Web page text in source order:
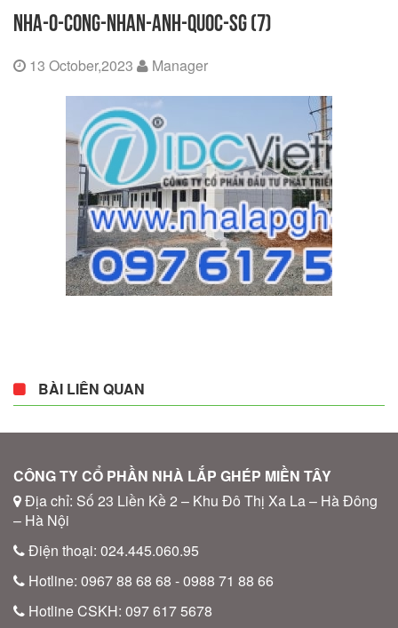
NHA-O-CONG-NHAN-ANH-QUOC-SG (7)
13 October,2023 Manager
BÀI LIÊN QUAN
CÔNG TY CỔ PHẦN NHÀ LẮP GHÉP MIỀN TÂY
Địa chỉ: Số 23 Liền Kề 2 – Khu Đô Thị Xa La – Hà Đông
– Hà Nội
Điện thoại: 024.445.060.95
Hotline: 0967 88 68 68 - 0988 71 88 66
Hotline CSKH: 097 617 5678